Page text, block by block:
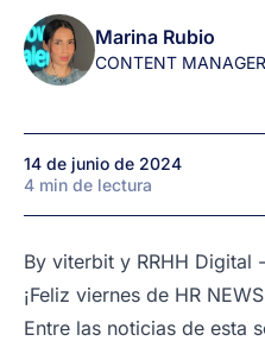
de
RRHH
en
minuto
(by
viterbit
RRHH
Digital)
Marina Rubio
CONTENT MANAGER
14 de junio de 2024
4 min de lectura
By viterbit y RRHH Digital -
¡Feliz viernes de HR
Entre las noticias de esta